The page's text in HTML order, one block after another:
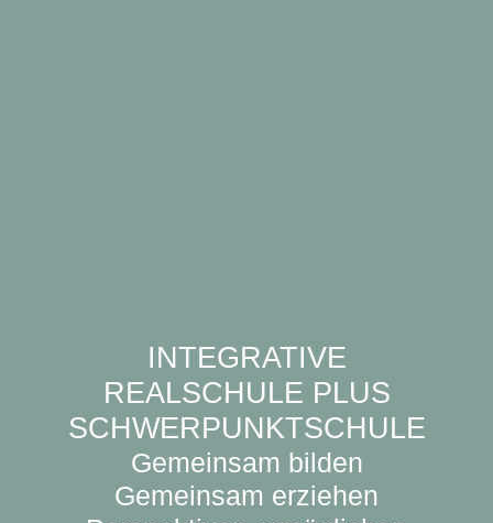
INTEGRATIVE
REALSCHULE PLUS
SCHWERPUNKTSCHULE
Gemeinsam bilden
Gemeinsam erziehen